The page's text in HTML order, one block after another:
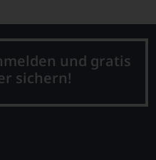
und gratis
sichern!